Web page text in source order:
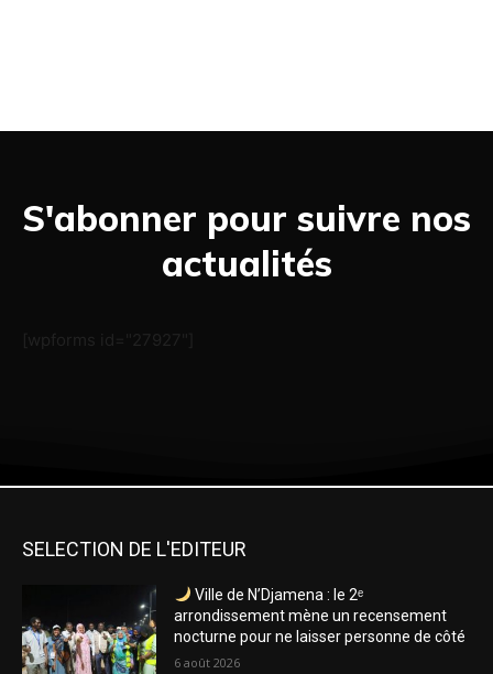
S'abonner pour suivre nos
actualités
[wpforms id="27927"]
SELECTION DE L'EDITEUR
Ville de N’Djamena : le 2ᵉ
arrondissement mène un recensement
nocturne pour ne laisser personne de côté
6 août 2026